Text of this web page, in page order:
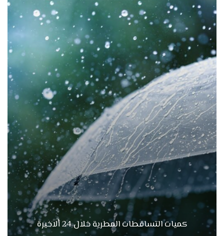
كميات التساقطات المطرية خلال 24 ألاخيرة